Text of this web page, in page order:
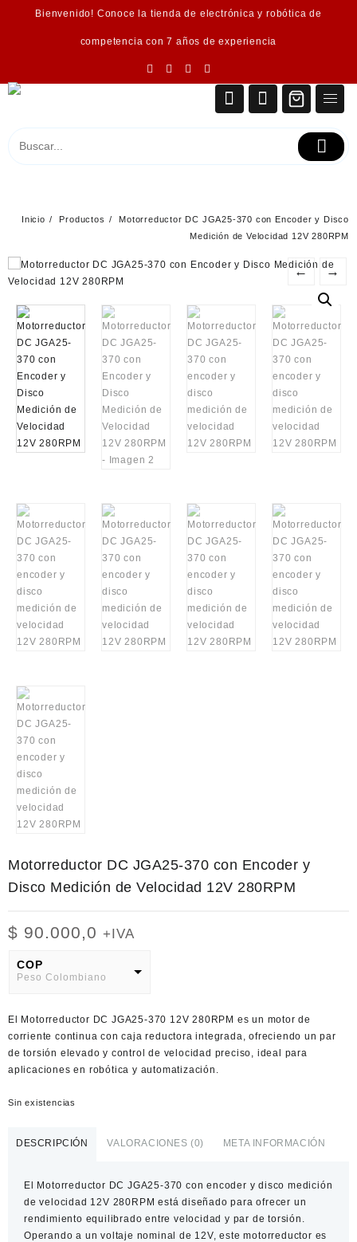
Bienvenido! Conoce la tienda de electrónica y robótica de
competencia con 7 años de experiencia
Inicio Productos
Motorreductor DC JGA25-370 con Encoder y Disco
Medición de Velocidad 12V 280RPM
← →
Motorreductor DC JGA25-370 con Encoder y
Disco Medición de Velocidad 12V 280RPM
$ 90.000,0 +IVA
COP
Peso Colombiano
American Dollar
El Motorreductor DC JGA25-370 12V 280RPM es un motor de
corriente continua con caja reductora integrada, ofreciendo un par
de torsión elevado y control de velocidad preciso, ideal para
aplicaciones en robótica y automatización.
Sin existencias
DESCRIPCIÓN VALORACIONES (0) META INFORMACIÓN
El Motorreductor DC JGA25-370 con encoder y disco medición
de velocidad 12V 280RPM está diseñado para ofrecer un
rendimiento equilibrado entre velocidad y par de torsión.
Operando a un voltaje nominal de 12V, este motorreductor es